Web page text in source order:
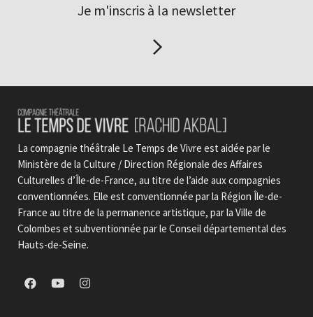
Je m'inscris à la newsletter
La compagnie théâtrale Le Temps de Vivre est aidée par le
Ministère de la Culture / Direction Régionale des Affaires
Culturelles d’Île-de-France, au titre de l’aide aux compagnies
conventionnées. Elle est conventionnée par la Région Île-de-
France au titre de la permanence artistique, par la Ville de
Colombes et subventionnée par le Conseil départemental des
Hauts-de-Seine.